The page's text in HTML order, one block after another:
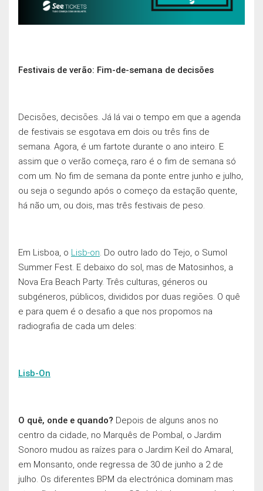
Festivais de verão: Fim-de-semana de decisões
Decisōes, decisōes. Já lá vai o tempo em que a agenda
de festivais se esgotava em dois ou três fins de
semana. Agora, é um fartote durante o ano inteiro. E
assim que o verão começa, raro é o fim de semana só
com um. No fim de semana da ponte entre junho e julho,
ou seja o segundo após o começo da estação quente,
há não um, ou dois, mas três festivais de peso.
Em Lisboa, o Lisb-on . Do outro lado do Tejo, o Sumol
Summer Fest. E debaixo do sol, mas de Matosinhos, a
Nova Era Beach Party. Três culturas, géneros ou
subgéneros, públicos, divididos por duas regiōes. O quê
e para quem é o desafio a que nos propomos na
radiografia de cada um deles:
Lisb-On
O quê, onde e quando? Depois de alguns anos no
centro da cidade, no Marquês de Pombal, o Jardim
Sonoro mudou as raízes para o Jardim Keil do Amaral,
em Monsanto, onde regressa de 30 de junho a 2 de
julho. Os diferentes BPM da electrónica dominam mas